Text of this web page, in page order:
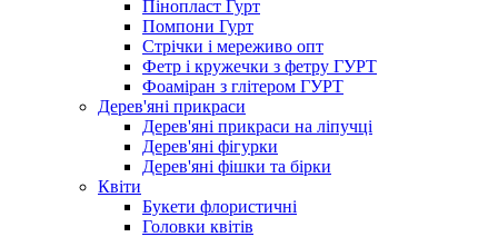
Пінопласт Гурт
Помпони Гурт
Стрічки і мереживо опт
Фетр і кружечки з фетру ГУРТ
Фоаміран з глітером ГУРТ
Дерев'яні прикраси
Дерев'яні прикраси на ліпучці
Дерев'яні фігурки
Дерев'яні фішки та бірки
Квіти
Букети флористичні
Головки квітів